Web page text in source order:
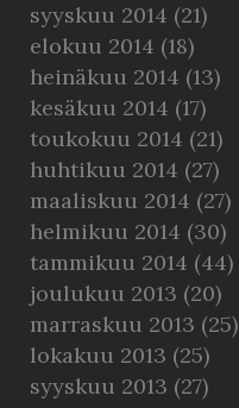
syyskuu 2014 (21)
elokuu 2014 (18)
heinäkuu 2014 (13)
kesäkuu 2014 (17)
toukokuu 2014 (21)
huhtikuu 2014 (27)
maaliskuu 2014 (27)
helmikuu 2014 (30)
tammikuu 2014 (44)
joulukuu 2013 (20)
marraskuu 2013 (25)
lokakuu 2013 (25)
syyskuu 2013 (27)